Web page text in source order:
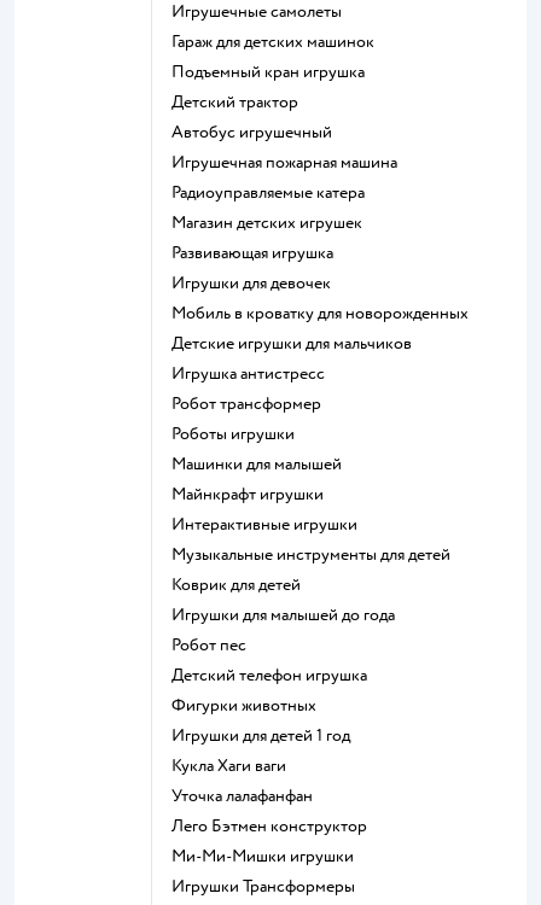
Игрушечные самолеты
Гараж для детских машинок
Подъемный кран игрушка
Детский трактор
Автобус игрушечный
Игрушечная пожарная машина
Радиоуправляемые катера
Магазин детских игрушек
Развивающая игрушка
Игрушки для девочек
Мобиль в кроватку для новорожденных
Детские игрушки для мальчиков
Игрушка антистресс
Робот трансформер
Роботы игрушки
Машинки для малышей
Майнкрафт игрушки
Интерактивные игрушки
Музыкальные инструменты для детей
Коврик для детей
Игрушки для малышей до года
Робот пес
Детский телефон игрушка
Фигурки животных
Игрушки для детей 1 год
Кукла Хаги ваги
Уточка лалафанфан
Лего Бэтмен конструктор
Ми-Ми-Мишки игрушки
Игрушки Трансформеры